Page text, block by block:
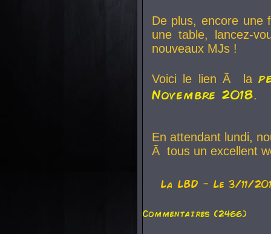
De plus, encore une
une table, lancez-
nouveaux MJs !
Voici le lien Ã la
Novembre 2018.
En attendant lundi,
Ã tous un excellent
La LBD - Le 3/11/
Commentaires (2466)